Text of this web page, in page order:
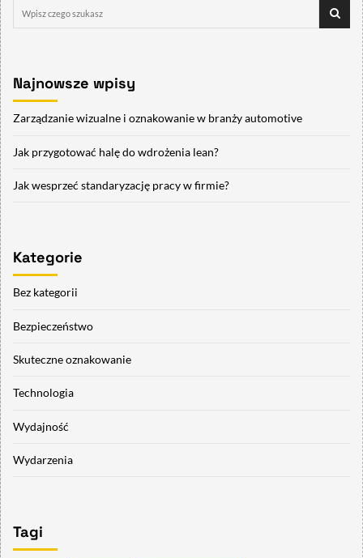
Najnowsze wpisy
Zarządzanie wizualne i oznakowanie w branży automotive
Jak przygotować halę do wdrożenia lean?
Jak wesprzeć standaryzację pracy w firmie?
Kategorie
Bez kategorii
Bezpieczeństwo
Skuteczne oznakowanie
Technologia
Wydajność
Wydarzenia
Tagi